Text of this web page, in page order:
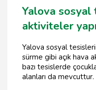
Yalova sosyal
aktiviteler
Yalova sosyal
sürme gibi açık hava
bazı tesislerde
alanları da mevcuttur.